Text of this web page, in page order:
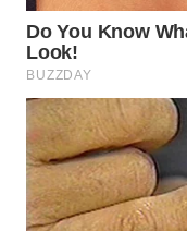
WN
INDRAMAYU
WN
KUNINGAN
WN